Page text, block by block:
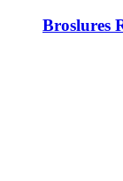
Broslures